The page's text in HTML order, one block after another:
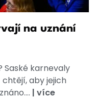
na uznání
Saské karnevaly
aby jejich
| více